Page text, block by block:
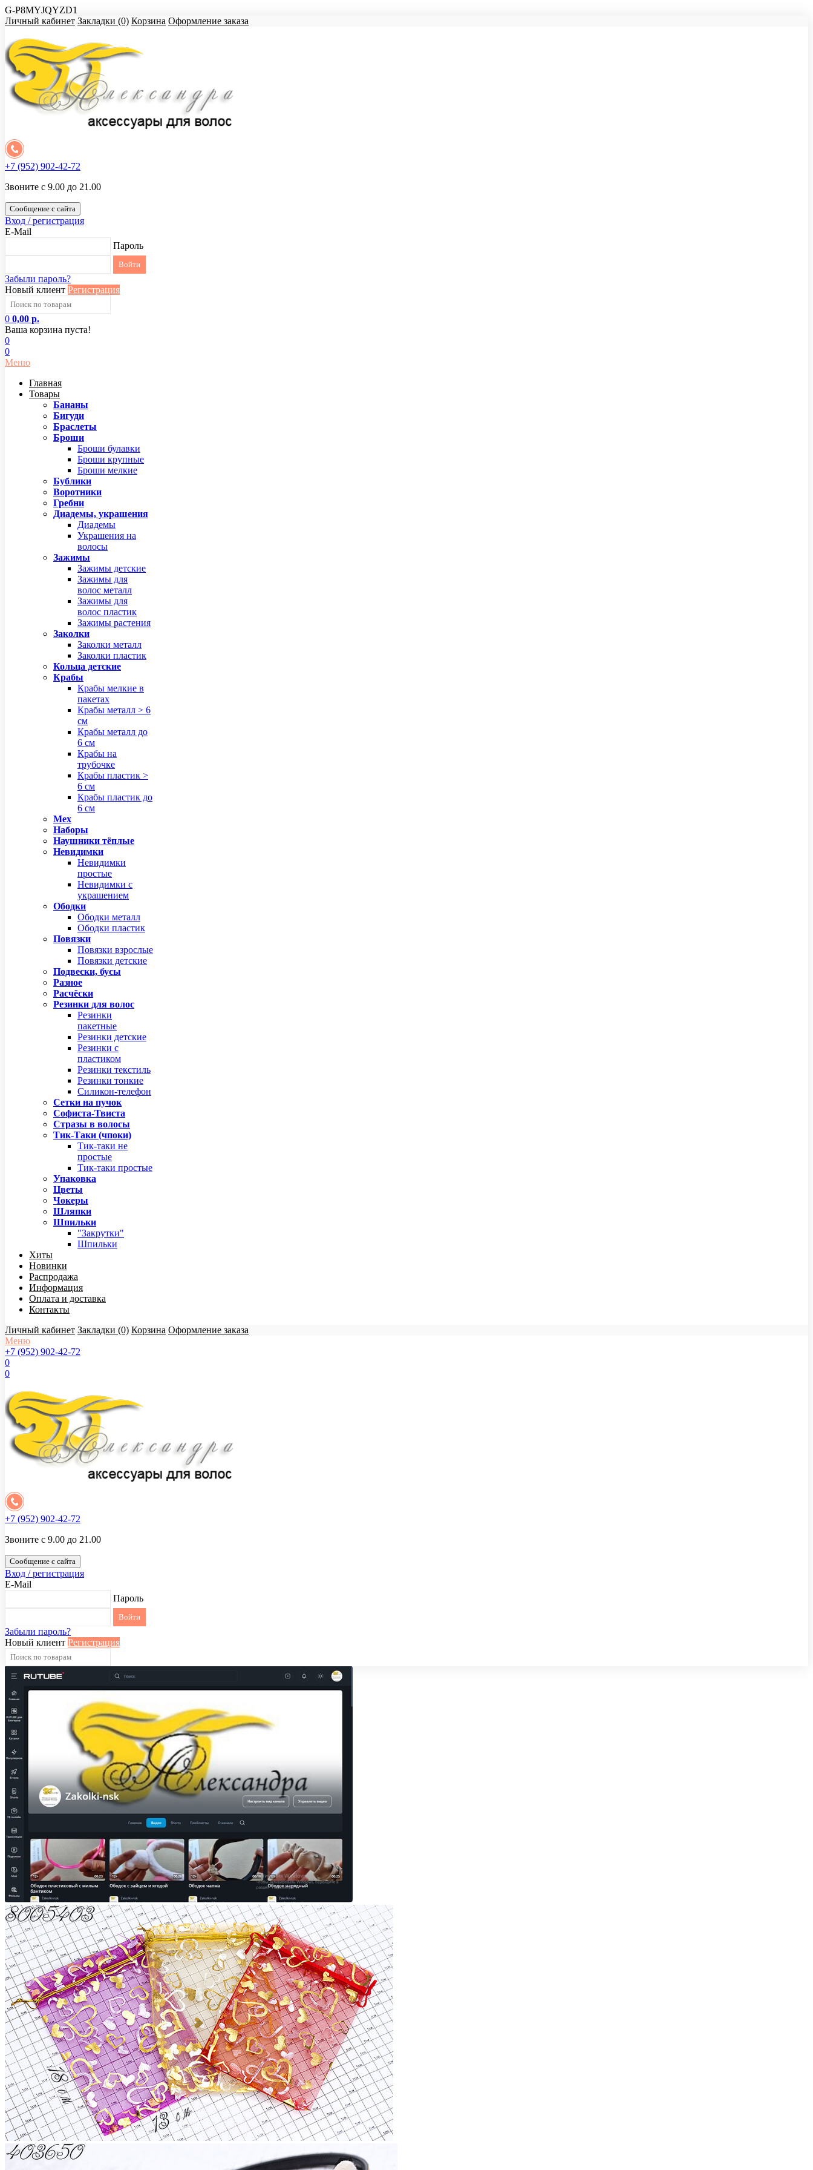
G-P8MYJQYZD1
Личный кабинет Закладки (0) Корзина Оформление заказа
+7 (952) 902-42-72
Звоните с 9.00 до 21.00
Сообщение с сайта
Вход / регистрация
E-Mail
Пароль
Забыли пароль?
Новый клиент Регистрация
0 0,00 р.
Ваша корзина пуста!
0
0
Меню
Главная
Товары
Бананы
Бигуди
Браслеты
Броши
Броши булавки
Броши крупные
Броши мелкие
Бублики
Воротники
Гребни
Диадемы, украшения
Диадемы
Украшения на
волосы
Зажимы
Зажимы детские
Зажимы для
волос металл
Зажимы для
волос пластик
Зажимы растения
Заколки
Заколки металл
Заколки пластик
Кольца детские
Крабы
Крабы мелкие в
пакетах
Крабы металл > 6
см
Крабы металл до
6 см
Крабы на
трубочке
Крабы пластик >
6 см
Крабы пластик до
6 см
Мех
Наборы
Наушники тёплые
Невидимки
Невидимки
простые
Невидимки с
украшением
Ободки
Ободки металл
Ободки пластик
Повязки
Повязки взрослые
Повязки детские
Подвески, бусы
Разное
Расчёски
Резинки для волос
Резинки
пакетные
Резинки детские
Резинки с
пластиком
Резинки текстиль
Резинки тонкие
Силикон-телефон
Сетки на пучок
Софиста-Твиста
Стразы в волосы
Тик-Таки (чпоки)
Тик-таки не
простые
Тик-таки простые
Упаковка
Цветы
Чокеры
Шляпки
Шпильки
"Закрутки"
Шпильки
Хиты
Новинки
Распродажа
Информация
Оплата и доставка
Контакты
Личный кабинет Закладки (0) Корзина Оформление заказа
Меню
+7 (952) 902-42-72
0
0
+7 (952) 902-42-72
Звоните с 9.00 до 21.00
Сообщение с сайта
Вход / регистрация
E-Mail
Пароль
Забыли пароль?
Новый клиент Регистрация